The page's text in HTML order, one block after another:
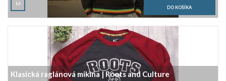
M
Klasická raglánová mikina | Roots and Culture